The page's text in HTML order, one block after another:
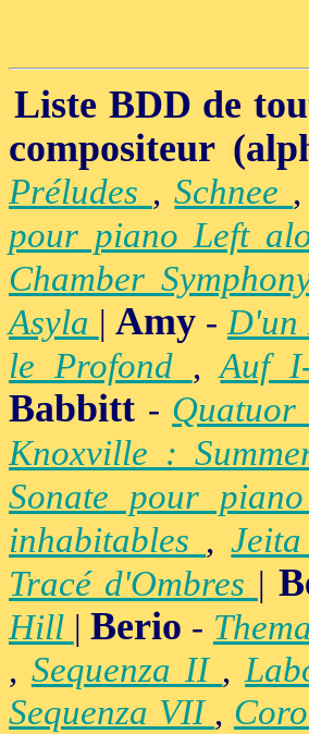
Liste BDD de
compositeur
Préludes ,Schnee ,
pour piano Left
Chamber
Asyla |Amy -D'un
le Profond ,Auf
Babbitt - Quatuor
Knoxville :
Sonate pour piano
inhabitables ,Jeita
Tracé d'Ombres |
Hill |Berio -
, Sequenza II ,
Sequenza VII , Coro